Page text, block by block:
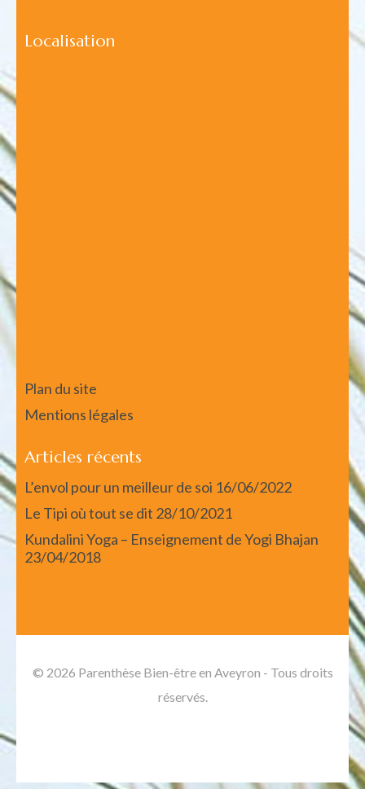
Localisation
Plan du site
Mentions légales
Articles récents
L’envol pour un meilleur de soi 16/06/2022
Le Tipi où tout se dit 28/10/2021
Kundalini Yoga – Enseignement de Yogi Bhajan
23/04/2018
© 2026 Parenthèse Bien-être en Aveyron - Tous droits
réservés.